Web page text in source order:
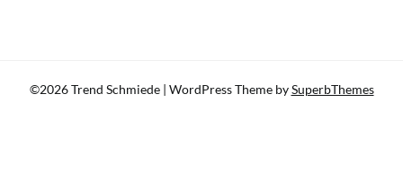
©2026 Trend Schmiede | WordPress Theme bySuperbThemes